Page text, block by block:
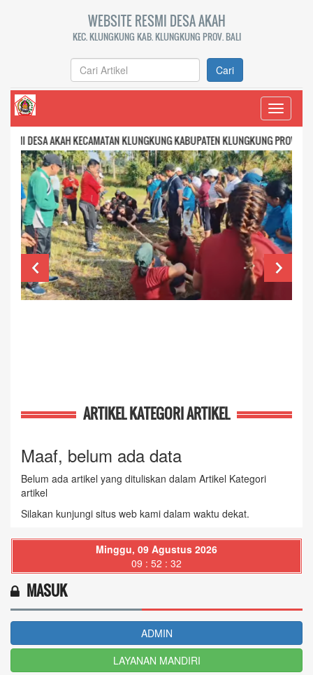
WEBSITE RESMI DESA AKAH
KEC. KLUNGKUNG KAB. KLUNGKUNG PROV. BALI
Cari
Toggle
KECAMATAN KLUNGKUNG KABUPATEN KLUNGKUNG PROVINSI BALI
ARTIKEL KATEGORI ARTIKEL
Maaf, belum ada data
Belum ada artikel yang dituliskan dalam Artikel Kategori
artikel
Silakan kunjungi situs web kami dalam waktu dekat.
Minggu, 09 Agustus 2026
09 : 52 : 33
MASUK
ADMIN
LAYANAN MANDIRI